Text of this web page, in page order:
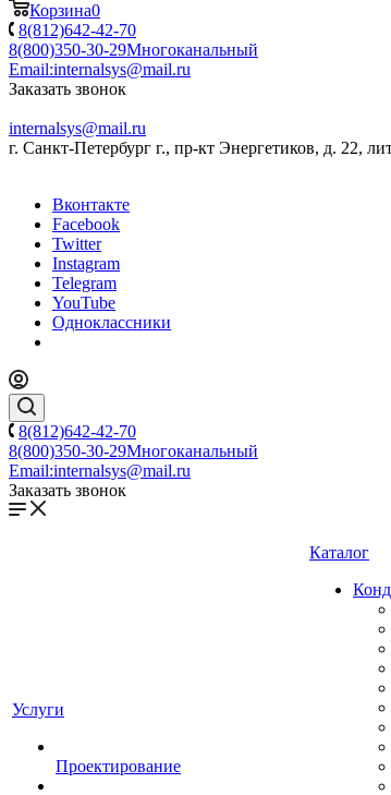
Корзина0
8(812)642-42-70
8(800)350-30-29Многоканальный
Email:internalsys@mail.ru
Заказать звонок
internalsys@mail.ru
г. Санкт-Петербург г., пр-кт Энергетиков, д. 22,
Вконтакте
Facebook
Twitter
Instagram
Telegram
YouTube
Одноклассники
8(812)642-42-70
8(800)350-30-29Многоканальный
Email:internalsys@mail.ru
Заказать звонок
Услуги
Проектирование
Каталог